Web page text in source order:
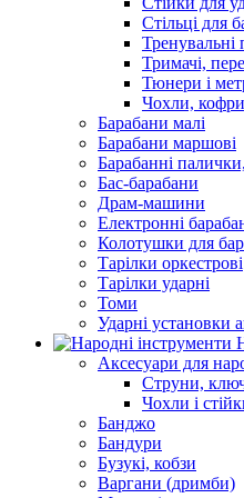
Стільці для
Тренувальні
Тримачі,
Тюнери і
Чохли,
Барабани малі
Барабани маршові
Барабанні
Бас-барабани
Драм-машини
Електронні
Колотушки для
Тарілки оркестрові
Тарілки ударні
Томи
Ударні установки
Аксесуари для
Струни,
Чохли і
Банджо
Бандури
Бузукі, кобзи
Варгани (дримби)